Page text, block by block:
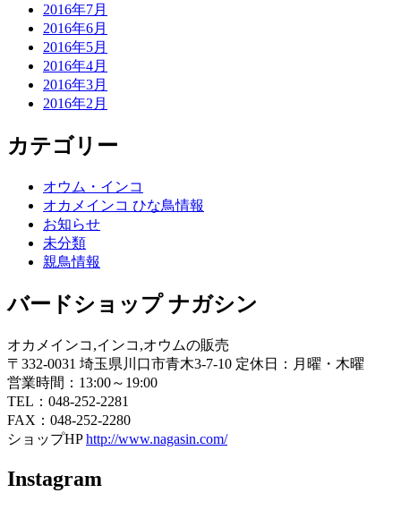
2016年7月
2016年6月
2016年5月
2016年4月
2016年3月
2016年2月
カテゴリー
オウム・インコ
オカメインコ ひな鳥情報
お知らせ
未分類
親鳥情報
バードショップ ナガシン
オカメインコ,インコ,オウムの販売
〒332-0031 埼玉県川口市青木3-7-10 定休日：月曜・木曜
営業時間：13:00～19:00
TEL：048-252-2281
FAX：048-252-2280
ショップHPhttp://www.nagasin.com/
Instagram